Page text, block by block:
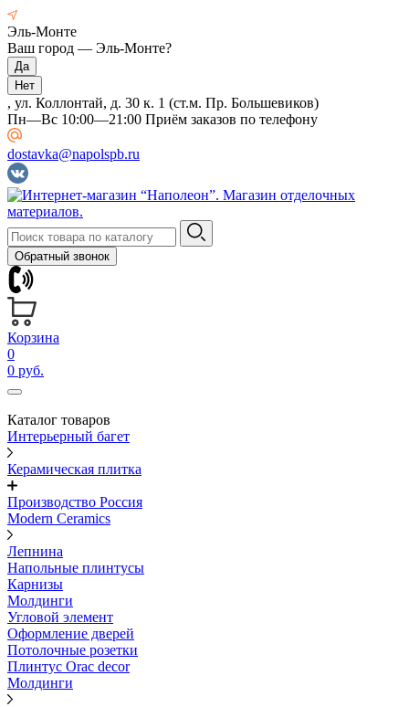
Эль-Монте
Ваш город — Эль-Монте?
, ул. Коллонтай, д. 30 к. 1 (ст.м. Пр. Большевиков)
Пн—Вс 10:00—21:00 Приём заказов по телефону
dostavka@napolspb.ru
Обратный звонок
Корзина
0
0 руб.
Каталог товаров
Интерьерный багет
Керамическая плитка
Производство Россия
Modern Ceramics
Лепнина
Напольные плинтусы
Карнизы
Молдинги
Угловой элемент
Оформление дверей
Потолочные розетки
Плинтус Orac decor
Молдинги